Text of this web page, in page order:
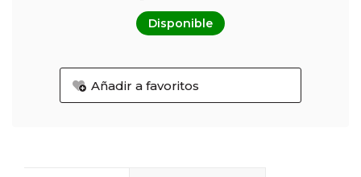
Disponible
Añadir a favoritos